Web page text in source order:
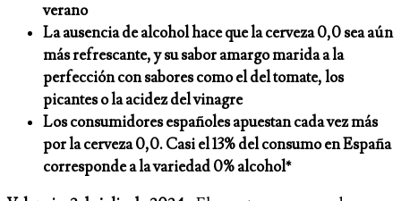
verano
La ausencia de alcohol hace que la cerveza 0,0 sea aún
más refrescante, y su sabor amargo marida a la
perfección con sabores como el del tomate, los
picantes o la acidez del vinagre
Los consumidores españoles apuestan cada vez más
por la cerveza 0,0. Casi el 13% del consumo en España
corresponde a la variedad 0% alcohol*